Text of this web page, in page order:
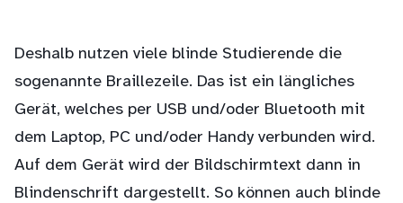
Deshalb nutzen viele blinde Studierende die
sogenannte Braillezeile. Das ist ein längliches
Gerät, welches per USB und/oder Bluetooth mit
dem Laptop, PC und/oder Handy verbunden wird.
Auf dem Gerät wird der Bildschirmtext dann in
Blindenschrift dargestellt. So können auch blinde